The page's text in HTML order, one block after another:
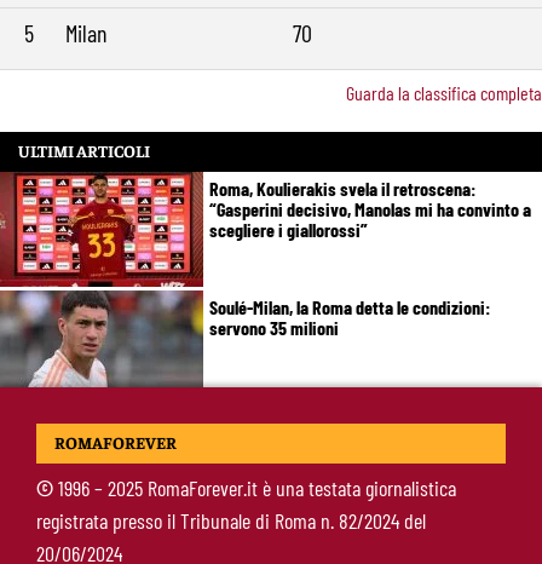
5
Milan 70
Guarda la classifica completa
ULTIMI ARTICOLI
Roma, Koulierakis svela il retroscena:
“Gasperini decisivo, Manolas mi ha convinto a
scegliere i giallorossi”
Soulé-Milan, la Roma detta le condizioni:
servono 35 milioni
Koulierakis-Roma, impatto immediato: gol e
ROMAFOREVER
©1996 – 2025 RomaForever.it è una testata giornalistica
registrata presso il Tribunale di Roma n. 82/2024 del
20/06/2024